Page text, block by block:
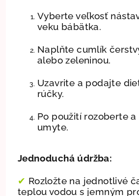
Vyberte veľkosť
veku bábätka.
Naplňte cumlík
alebo zeleninou.
Uzavrite a podajte
rúčky.
Po použití rozoberte
umyte.
Jednoduchá údržba:
✔ Rozložte na jednotlivé
teplou vodou s jemným